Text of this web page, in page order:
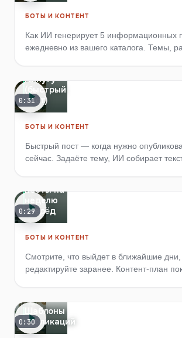
БОТЫ И КОНТЕНТ
Как ИИ генерирует 5 информационных
ежедневно из вашего каталога. Темы,
минуту
(быстрый
пост)
0:31
БОТЫ И КОНТЕНТ
Быстрый пост — когда нужно
сейчас. Задаёте тему, ИИ собирает
посты на
неделю
вперёд
0:29
БОТЫ И КОНТЕНТ
Смотрите, что выйдет в ближайшие дни,
редактируйте заранее. Контент-план
Шаблоны
публикаций
0:30